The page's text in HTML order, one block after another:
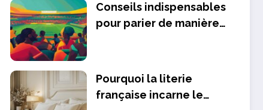
Conseils indispensables
pour parier de manière
Pourquoi la literie
française incarne le